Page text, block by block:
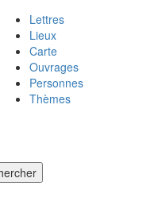
Lettres
Lieux
Carte
Ouvrages
Personnes
Thèmes